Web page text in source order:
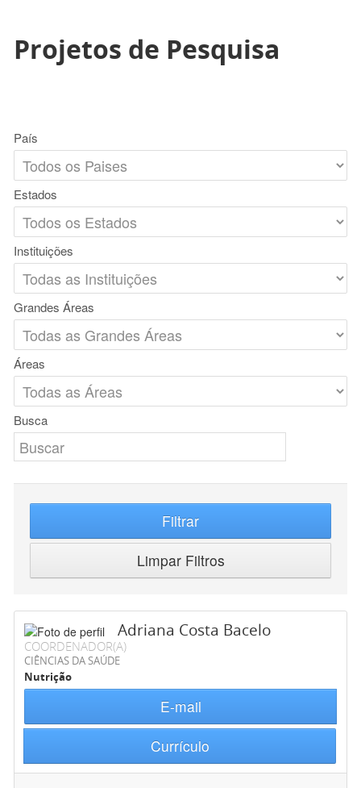
Projetos de Pesquisa
País
Estados
Instituições
Grandes Áreas
Áreas
Busca
Filtrar
Limpar Filtros
Adriana Costa Bacelo
COORDENADOR(A)
CIÊNCIAS DA SAÚDE
Nutrição
E-mail
Currículo